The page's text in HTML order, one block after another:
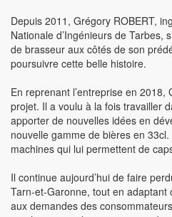
Depuis 2011, Grégory ROBERT,
Nationale d’Ingénieurs de Tarbes,
de brasseur aux côtés de son
poursuivre cette belle histoire.
En reprenant l’entreprise en 2018,
projet. Il a voulu à la fois travailler
apporter de nouvelles idées en
nouvelle gamme de bières en
machines qui lui permettent de
Il continue aujourd’hui de faire
Tarn-et-Garonne, tout en
aux demandes des